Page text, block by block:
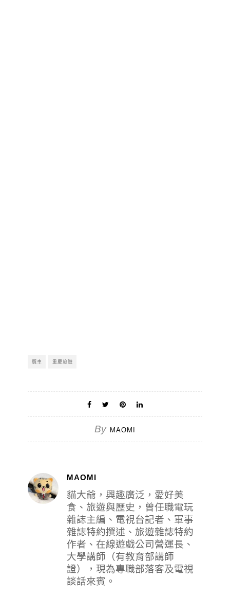
纜車 重慶旅遊
By MAOMI
MAOMI
貓大爺，興趣廣泛，愛好美
食、旅遊與歷史，曾任職電玩
雜誌主編、電視台記者、軍事
雜誌特約撰述、旅遊雜誌特約
作者、在線遊戲公司營運長、
大學講師（有教育部講師
證），現為專職部落客及電視
談話來賓。